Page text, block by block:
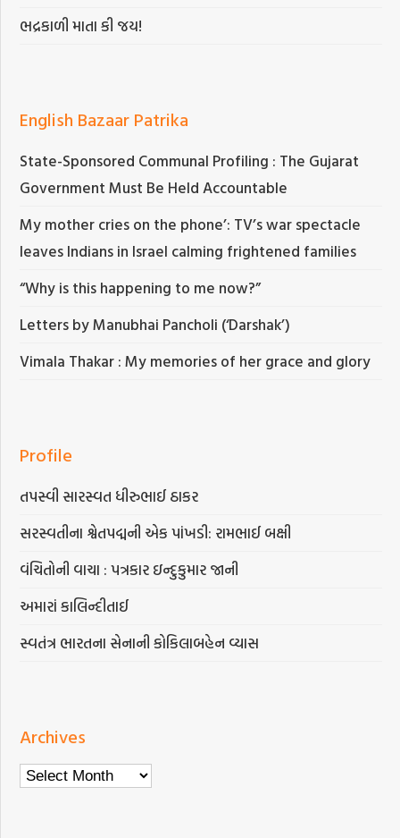
ભદ્રકાળી માતા કી જય!
English Bazaar Patrika
State-Sponsored Communal Profiling : The Gujarat
Government Must Be Held Accountable
My mother cries on the phone’: TV’s war spectacle
leaves Indians in Israel calming frightened families
“Why is this happening to me now?”
Letters by Manubhai Pancholi (‘Darshak’)
Vimala Thakar : My memories of her grace and glory
Profile
તપસ્વી સારસ્વત ધીરુભાઈ ઠાકર
સરસ્વતીના શ્વેતપદ્મની એક પાંખડી: રામભાઈ બક્ષી
વંચિતોની વાચા : પત્રકાર ઇન્દુકુમાર જાની
અમારાં કાલિન્દીતાઈ
સ્વતંત્ર ભારતના સેનાની કોકિલાબહેન વ્યાસ
Archives
Archives